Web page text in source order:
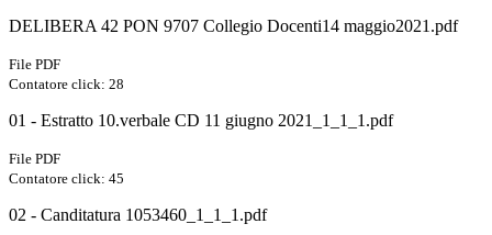
DELIBERA 42 PON 9707 Collegio Docenti14 maggio2021.pdf
File PDF
Contatore click: 28
01 - Estratto 10.verbale CD 11 giugno 2021_1_1_1.pdf
File PDF
Contatore click: 45
02 - Canditatura 1053460_1_1_1.pdf